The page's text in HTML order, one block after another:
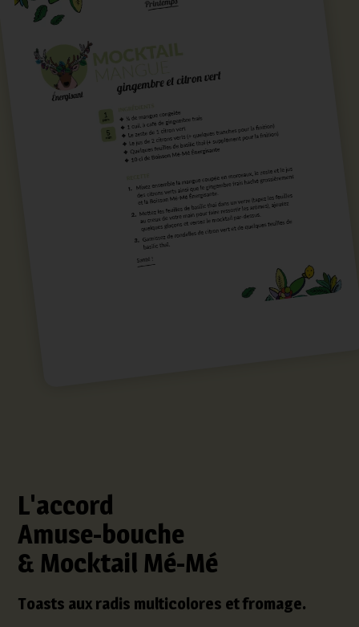
L'accord
Amuse-bouche
& Mocktail Mé-Mé
Toasts aux radis multicolores et fromage.